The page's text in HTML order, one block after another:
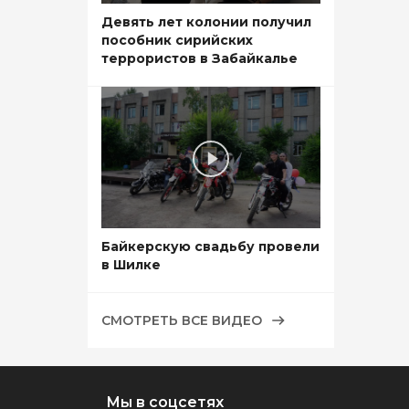
Девять лет колонии получил
пособник сирийских
террористов в Забайкалье
Байкерскую свадьбу провели
в Шилке
СМОТРЕТЬ ВСЕ ВИДЕО
Мы в соцсетях